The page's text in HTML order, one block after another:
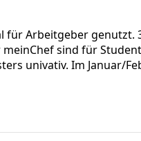
Arbeitgeber
sind für
univativ. Im Januar/